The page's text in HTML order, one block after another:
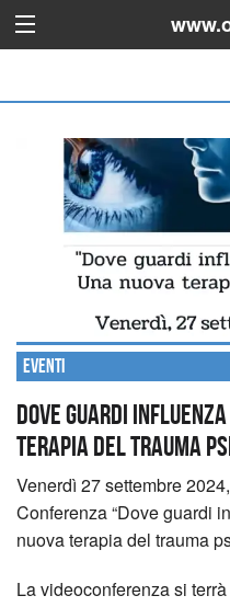
Eventi
Dove guardi
terapia del trauma
Venerdì 27 settembre
Conferenza “Dove guardi
nuova terapia del trauma
La videoconferenza si